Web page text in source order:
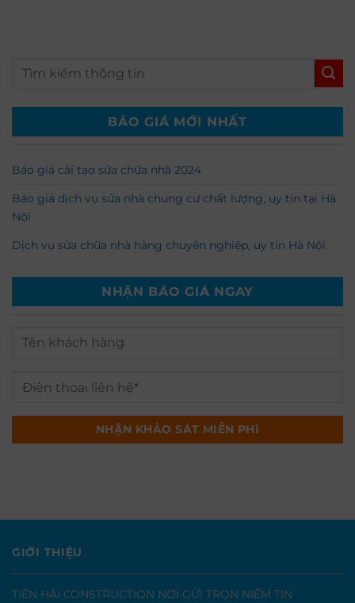
BÁO GIÁ MỚI NHẤT
Báo giá cải tạo sửa chữa nhà 2024
Báo giá dịch vụ sửa nhà chung cư chất lượng, uy tín tại Hà
Nội
Dịch vụ sửa chữa nhà hàng chuyên nghiệp, uy tín Hà Nội
NHẬN BÁO GIÁ NGAY
GIỚI THIỆU
TIỀN HẢI CONSTRUCTION NƠI GỬI TRỌN NIỀM TIN